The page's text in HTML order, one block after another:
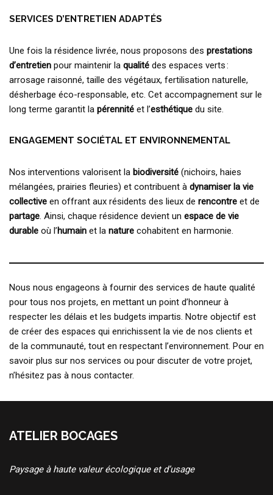
SERVICES D’ENTRETIEN ADAPTÉS
Une fois la résidence livrée, nous proposons des prestations
d’entretien pour maintenir la qualité des espaces verts :
arrosage raisonné, taille des végétaux, fertilisation naturelle,
désherbage éco-responsable, etc. Cet accompagnement sur le
long terme garantit la pérennité et l’esthétique du site.
ENGAGEMENT SOCIÉTAL ET ENVIRONNEMENTAL
Nos interventions valorisent la biodiversité (nichoirs, haies
mélangées, prairies fleuries) et contribuent à dynamiser la vie
collective en offrant aux résidents des lieux de rencontre et de
partage. Ainsi, chaque résidence devient un espace de vie
durable où l’humain et la nature cohabitent en harmonie.
Nous nous engageons à fournir des services de haute qualité
pour tous nos projets, en mettant un point d’honneur à
respecter les délais et les budgets impartis. Notre objectif est
de créer des espaces qui enrichissent la vie de nos clients et
de la communauté, tout en respectant l’environnement. Pour en
savoir plus sur nos services ou pour discuter de votre projet,
n’hésitez pas à nous contacter.
ATELIER BOCAGES
Paysage à haute valeur écologique et d’usage